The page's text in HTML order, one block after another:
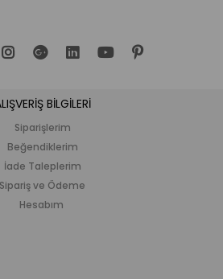
BİLGİLERİ
Siparişlerim
Beğendiklerim
İade Taleplerim
Sipariş ve Ödeme
Hesabım